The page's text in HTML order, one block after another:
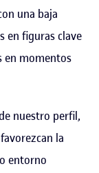
una baja
en figuras clave
en momentos
nuestro perfil,
la
entorno